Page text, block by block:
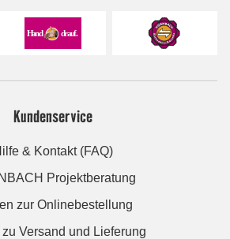
Kundenservice
& Kontakt (FAQ)
Projektberatung
zur Onlinebestellung
zu Versand und Lieferung